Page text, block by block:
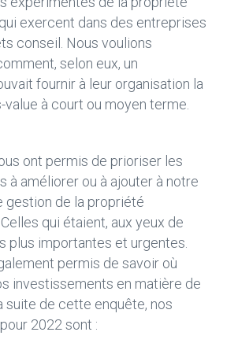
exercent dans des entreprises
conseil. Nous voulions
selon eux, un
fournir à leur organisation la
à court ou moyen terme.
ont permis de prioriser les
à améliorer ou à ajouter à notre
gestion de la propriété
qui étaient, aux yeux de
plus importantes et urgentes.
permis de savoir où
investissements en matière de
suite de cette enquête, nos
2022 sont :